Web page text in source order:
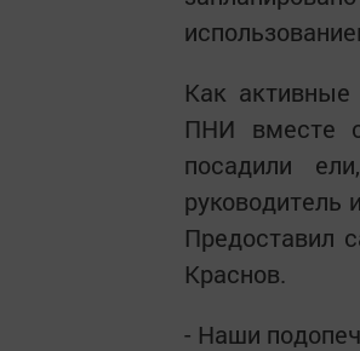
Как активные
ПНИ вместе с
посадили
руководитель
Предоставил
Краснов.
- Наши